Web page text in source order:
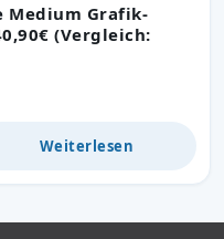
Medium Grafik-
(Vergleich:
Weiterlesen